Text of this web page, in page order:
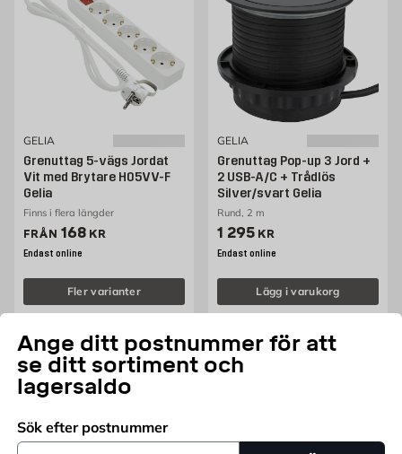
Ange ditt postnummer för att
se ditt sortiment och
lagersaldo
Sök efter postnummer
Postnummer
GELIA
Grenuttag 5-vägs Jordat
Vit med Brytare H05VV-F
Gelia
Finns i flera längder
FRÅN Pris 168 kr
168 KR
Endast online
Fler varianter
GELIA
Grenuttag Pop-up 3 Jord +
2 USB-A/C + Trådlös
Silver/svart Gelia
Rund, 2 m
Pris 1295 kr
1 295 KR
Endast online
Lägg i varukorg